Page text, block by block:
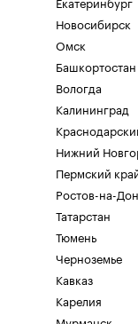
Новосибирск
Омск
Башкортостан
Вологда
Калининград
Нижний
Пермский
Ростов-на-
Татарстан
Тюмень
Черноземье
Кавказ
Карелия